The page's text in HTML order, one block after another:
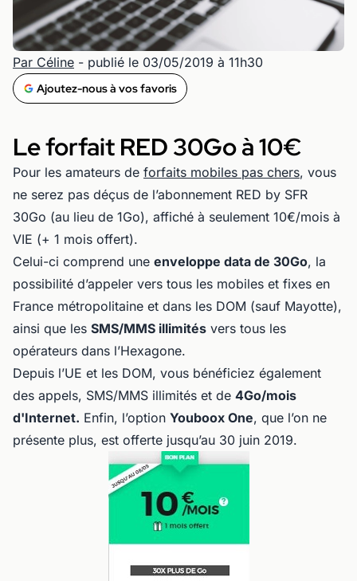
Par Céline - publié le 03/05/2019 à 11h30
Ajoutez-nous à vos favoris
Le forfait RED 30Go à 10€
Pour les amateurs de forfaits mobiles pas chers, vous
ne serez pas déçus de l’abonnement RED by SFR
30Go (au lieu de 1Go), affiché à seulement 10€/mois à
VIE (+ 1 mois offert).
Celui-ci comprend une enveloppe data de 30Go, la
possibilité d’appeler vers tous les mobiles et fixes en
France métropolitaine et dans les DOM (sauf Mayotte),
ainsi que les SMS/MMS illimités vers tous les
opérateurs dans l’Hexagone.
Depuis l’UE et les DOM, vous bénéficiez également
des appels, SMS/MMS illimités et de 4Go/mois
d'Internet. Enfin, l’option Youboox One, que l’on ne
présente plus, est offerte jusqu’au 30 juin 2019.